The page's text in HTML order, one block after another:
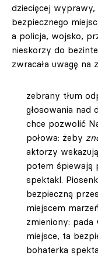
dziecięcej
bezpiecznego
a policja, wojsko,
nieskorzy do
zwracała uwagę na
zebrany tłum
głosowania nad
chce pozwolić
połowa: żeby
aktorzy
potem śpiewają
spektakl.
bezpieczną
miejscem
zmieniony:
miejsce, ta
bohaterka